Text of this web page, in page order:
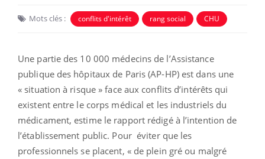
Mots clés : conflits d'intérêt rang social CHU
Une partie des 10 000 médecins de l’Assistance
publique des hôpitaux de Paris (AP-HP) est dans une
« situation à risque » face aux conflits d’intérêts qui
existent entre le corps médical et les industriels du
médicament, estime le rapport rédigé à l’intention de
l’établissement public. Pour éviter que les
professionnels se placent, « de plein gré ou malgré